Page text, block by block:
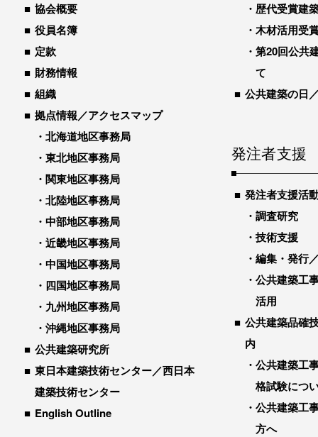
協会概要
役員名簿
定款
財務情報
組織
拠点情報／アクセスマップ
北海道地区事務局
東北地区事務局
関東地区事務局
北陸地区事務局
中部地区事務局
近畿地区事務局
中国地区事務局
四国地区事務局
九州地区事務局
沖縄地区事務局
公共建築研究所
東日本建築技術センター／西日本
建築技術センター
English Outline
歴代受賞建
木材活用受
第20回公共
て
公共建築の日
発注者支援
発注者支援活
調査研究
技術支援
編集・発行
公共建築工
活用
公共建築品確
内
公共建築工
格試験につ
公共建築工
方へ